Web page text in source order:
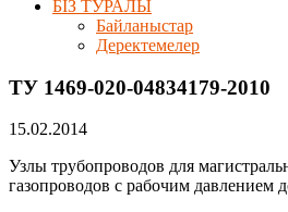
БІЗ ТУРАЛЫ
Байланыстар
Деректемелер
ТУ 1469-020-04834179-2010
15.02.2014
Узлы трубопроводов для
газопроводов с рабочим